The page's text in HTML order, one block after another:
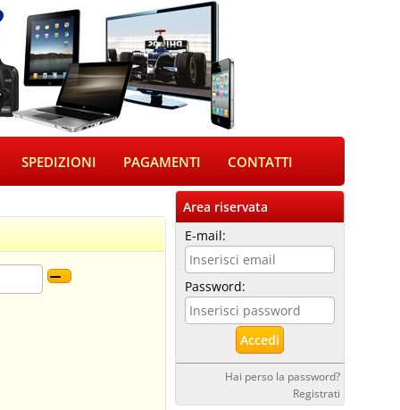
SPEDIZIONI PAGAMENTI CONTATTI
Area riservata
E-mail:
Password:
Hai perso la password?
Registrati